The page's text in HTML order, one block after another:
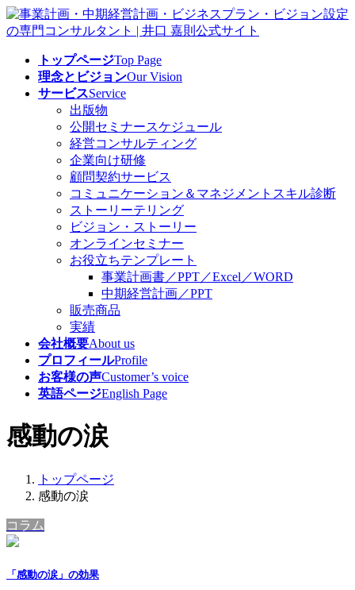
コ
ン
ナ
ビ
トップページTop Page
理念とビジョンOur Vision
サービスService
出版物
公開セミナースケジュール
経営コンサルティング
企業向け研修
顧問契約サービス
コミュニケーション＆マネジメントスキル診断
ストーリーテリング
ビジョン・ストーリー
オンラインセミナー
お役立ちテンプレート
事業計画書／PPT／Excel／WORD
中期経営計画／PPT
販売商品
実績
会社概要About us
プロフィールProfile
お客様の声Customer’s voice
英語ページEnglish Page
感動の涙
トップページ
感動の涙
コラム
「感動の涙」の効果